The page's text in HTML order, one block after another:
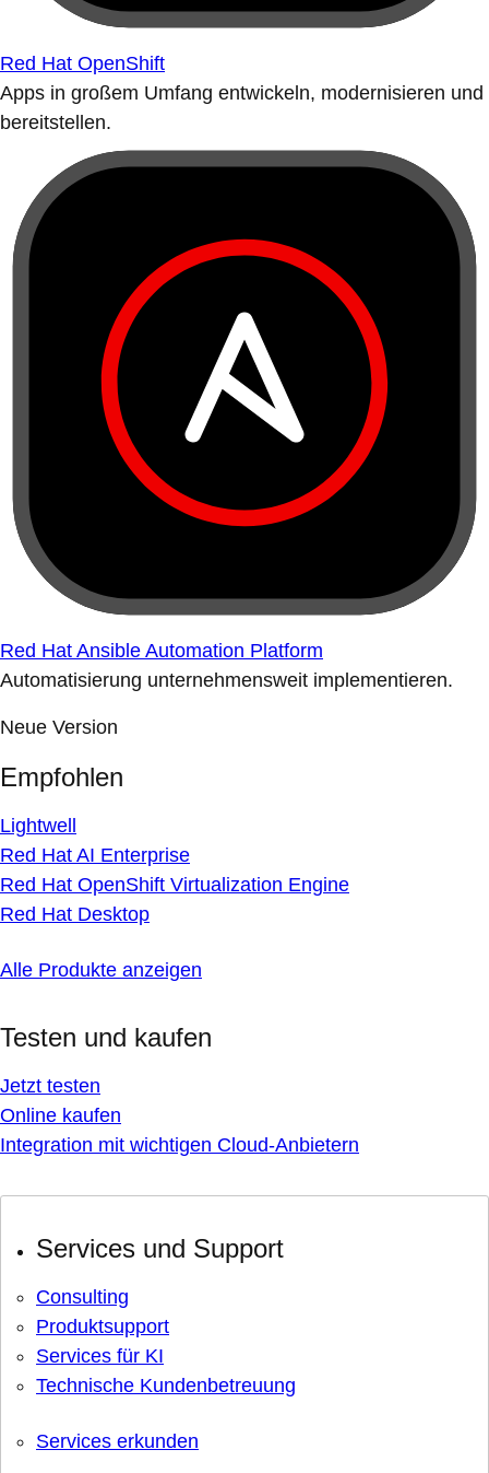
Red Hat OpenShift
Apps in großem Umfang entwickeln, modernisieren und
bereitstellen.
Red Hat Ansible Automation Platform
Automatisierung unternehmensweit implementieren.
Neue Version
Empfohlen
Lightwell
Red Hat AI Enterprise
Red Hat OpenShift Virtualization Engine
Red Hat Desktop
Alle Produkte anzeigen
Testen und kaufen
Jetzt testen
Online kaufen
Integration mit wichtigen Cloud-Anbietern
Services und Support
Consulting
Produktsupport
Services für KI
Technische Kundenbetreuung
Services erkunden